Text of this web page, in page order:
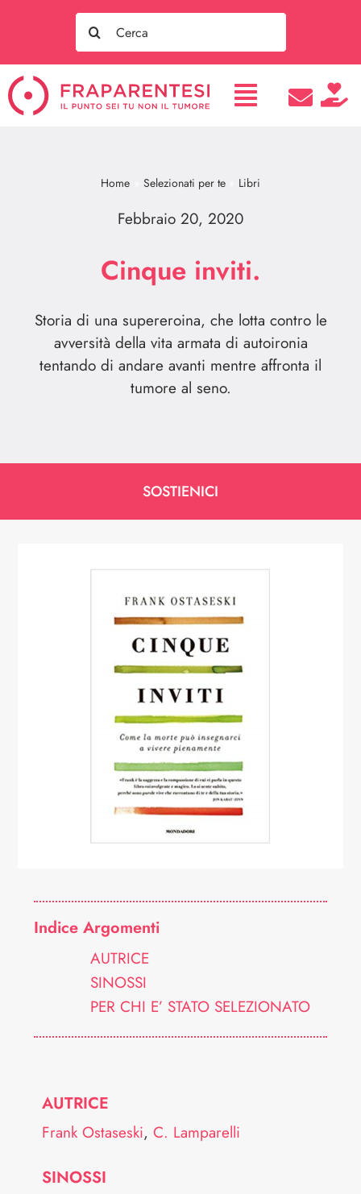
Search
for:
Home Selezionati per te Libri
Febbraio 20, 2020
Cinque inviti.
Storia di una supereroina, che lotta contro le
avversità della vita armata di autoironia
tentando di andare avanti mentre affronta il
tumore al seno.
SOSTIENICI
Indice Argomenti
AUTRICE
SINOSSI
PER CHI E’ STATO SELEZIONATO
AUTRICE
Frank Ostaseski,C. Lamparelli
SINOSSI